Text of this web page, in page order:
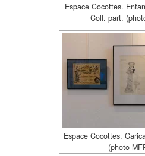
Espace Cocottes.
Coll. part.
Espace Cocottes.
(photo